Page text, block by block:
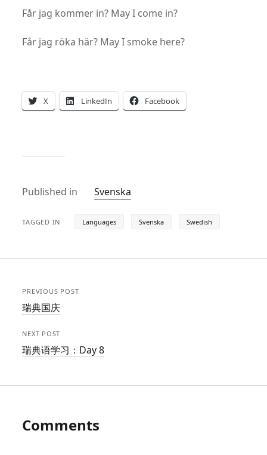
Får jag kommer in? May I come in?
Får jag röka här? May I smoke here?
X LinkedIn Facebook
Published in Svenska
TAGGED IN Languages Svenska Swedish
PREVIOUS POST
瑞典国庆
NEXT POST
瑞典语学习：Day 8
Comments